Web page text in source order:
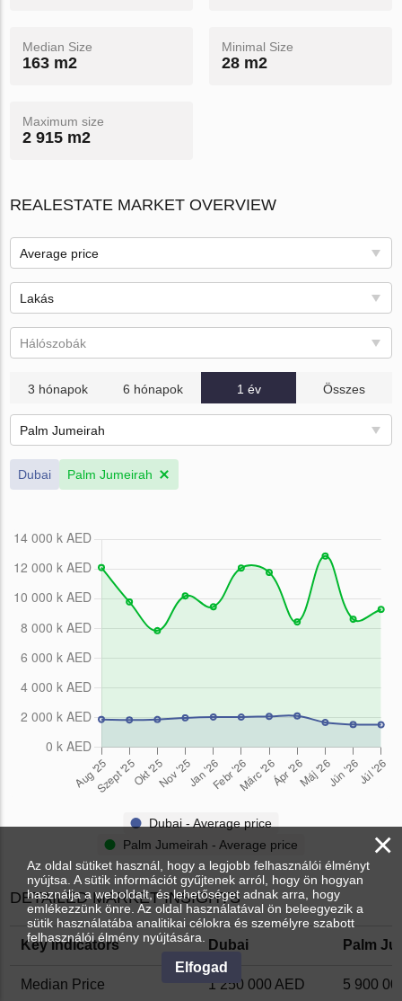
Median Size
163 m2
Minimal Size
28 m2
Maximum size
2 915 m2
REALESTATE MARKET OVERVIEW
Average price
Lakás
Hálószobák
3 hónapok 6 hónapok 1 év Összes
Palm Jumeirah
Dubai Palm Jumeirah
Dubai - Average price
Palm Jumeirah - Average price
DETAILED MARKET INSIGHTS
Key Indicators Dubai Palm
Median Price 1 250 000 AED 5 900
×
Az oldal sütiket használ, hogy a legjobb felhasználói élményt
nyújtsa. A sütik információt gyűjtenek arról, hogy ön hogyan
használja a weboldalt, és lehetőséget adnak arra, hogy
emlékezzünk önre. Az oldal használatával ön beleegyezik a
sütik használatába analitikai célokra és személyre szabott
felhasználói élmény nyújtására.
Elfogad